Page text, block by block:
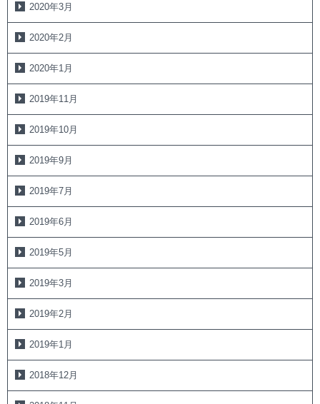
2020年3月
2020年2月
2020年1月
2019年11月
2019年10月
2019年9月
2019年7月
2019年6月
2019年5月
2019年3月
2019年2月
2019年1月
2018年12月